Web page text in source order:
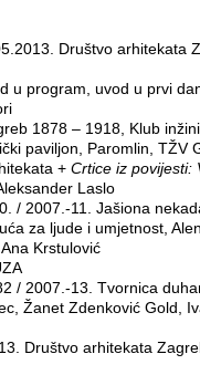
Društvo arhitekata
u program, uvod u prvi
1878 – 1918, Klub
paviljon, Paromlin, TŽV
+ Crtice iz povijesti:
Laslo
/ 2007.-11. Jašiona
za ljude i umjetnost,
Krstulović
/ 2007.-13. Tvornica
Žanet Zdenković Gold,
Društvo arhitekata